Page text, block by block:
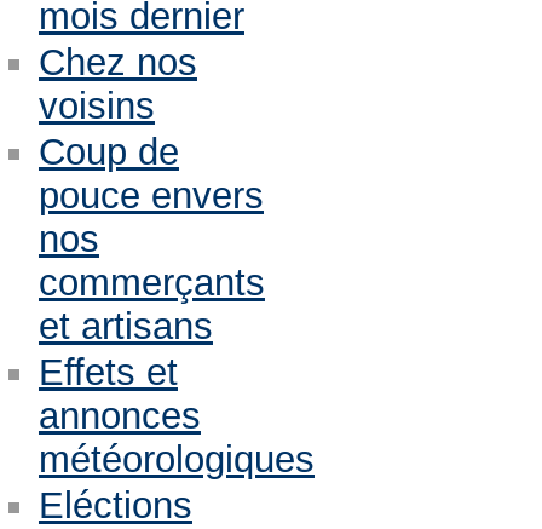
mois dernier
Chez nos
voisins
Coup de
pouce envers
nos
commerçants
et artisans
Effets et
annonces
météorologiques
Eléctions